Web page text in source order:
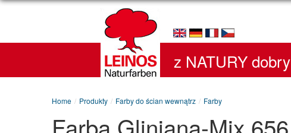
z NATURY dobry
Home / Produkty / Farby do ścian wewnątrz / Farby